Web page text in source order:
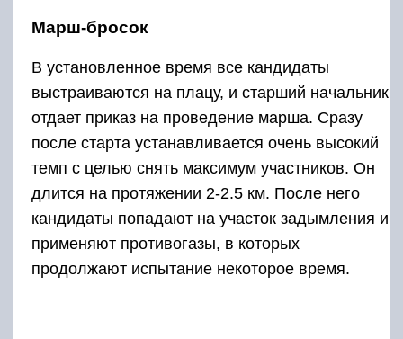
Марш-бросок
В установленное время все кандидаты
выстраиваются на плацу, и старший начальник
отдает приказ на проведение марша. Сразу
после старта устанавливается очень высокий
темп с целью снять максимум участников. Он
длится на протяжении 2-2.5 км. После него
кандидаты попадают на участок задымления и
применяют противогазы, в которых
продолжают испытание некоторое время.